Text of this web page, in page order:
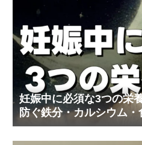
妊娠中に必須な3つの栄
防ぐ鉄分・カルシウム
体験記③